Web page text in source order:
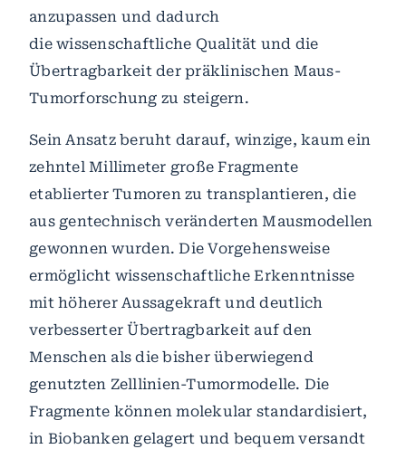
anzupassen und dadurch
die wissenschaftliche Qualität und die
Übertragbarkeit der präklinischen Maus-
Tumorforschung zu steigern.
Sein Ansatz beruht darauf, winzige, kaum ein
zehntel Millimeter große Fragmente
etablierter Tumoren zu transplantieren, die
aus gentechnisch veränderten Mausmodellen
gewonnen wurden. Die Vorgehensweise
ermöglicht wissenschaftliche Erkenntnisse
mit höherer Aussagekraft und deutlich
verbesserter Übertragbarkeit auf den
Menschen als die bisher überwiegend
genutzten Zelllinien-Tumormodelle. Die
Fragmente können molekular standardisiert,
in Biobanken gelagert und bequem versandt